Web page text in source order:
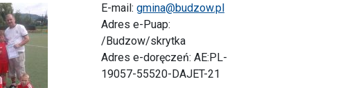
E-mail: gmina@budzow.pl
Adres e-Puap:
/Budzow/skrytka
Adres e-doręczeń: AE:PL-
19057-55520-DAJET-21